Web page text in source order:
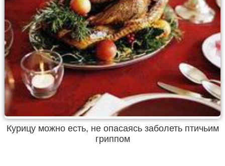
Курицу можно есть, не опасаясь заболеть птичьим
гриппом